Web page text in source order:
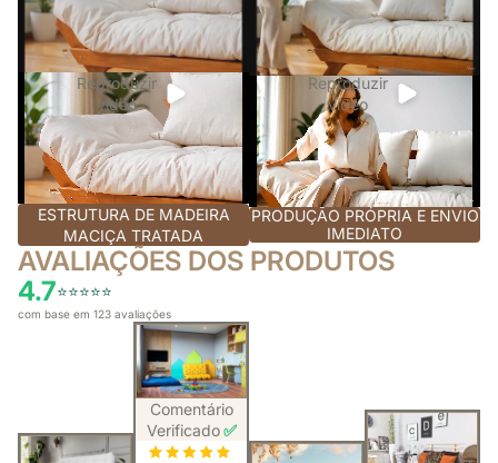
Reproduzir
vídeo
ESTRUTURA DE MADEIRA
MACIÇA TRATADA
Reproduzir
vídeo
PRODUÇÃO PRÓPRIA E ENVIO
IMEDIATO
AVALIAÇÕES DOS PRODUTOS
4.7⭐️⭐️⭐️⭐️⭐️
com base em 123 avaliações
Comentário
Verificado✅